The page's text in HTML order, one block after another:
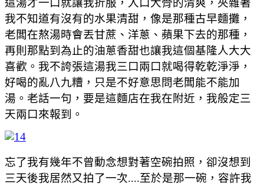
這湯才一口就讓我折服，入口大骨的清爽，夾雜著
我不知道有沒有的水果清甜，像是那種古早麵攤，
老闆在熬湯時會丟甘蔗、洋蔥、蘋果下去的那種，
再則那點到為止的油蔥香甜也讓我這個基隆人大大
喜歡。我不誇張這湯我三口兩口就喝得乾乾淨淨，
好喝的亂八九糟，只是不好意思問老闆能不能加
湯。老話一句，要是這麵店在我在附近，我般定三
天兩口來報到。
忘了我有幾年不曾動念想對著空碗拍照，卻沒想到
三天後我居然又拍了一次....至於是那一碗，容許我